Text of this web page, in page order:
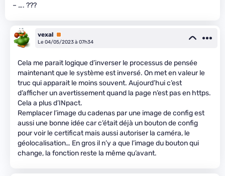
– …. ???
vexal Premium
Le 04/05/2023 à 07h34
Cela me parait logique d’inverser le processus de pensée
maintenant que le système est inversé. On met en valeur le
truc qui apparait le moins souvent. Aujourd’hui c’est
d’afficher un avertissement quand la page n’est pas en https.
Cela a plus d’INpact.
Remplacer l’image du cadenas par une image de config est
aussi une bonne idée car c’était déjà un bouton de config
pour voir le certificat mais aussi autoriser la caméra, le
géolocalisation… En gros il n’y a que l’image du bouton qui
change, la fonction reste la même qu’avant.